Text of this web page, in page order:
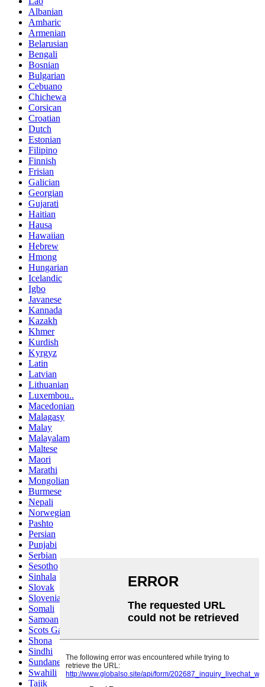
Albanian
Amharic
Armenian
Belarusian
Bengali
Bosnian
Bulgarian
Cebuano
Chichewa
Corsican
Croatian
Dutch
Estonian
Filipino
Finnish
Frisian
Galician
Georgian
Gujarati
Haitian
Hausa
Hawaiian
Hebrew
Hmong
Hungarian
Icelandic
Igbo
Javanese
Kannada
Kazakh
Khmer
Kurdish
Kyrgyz
Latin
Latvian
Lithuanian
Luxembou..
Macedonian
Malagasy
Malay
Malayalam
Maltese
Maori
Marathi
Mongolian
Burmese
Nepali
Norwegian
Pashto
Persian
Punjabi
Serbian
Sesotho
Sinhala
Slovak
Slovenian
Somali
Samoan
Scots Gaelic
Shona
Sindhi
Sundanese
Swahili
Tajik